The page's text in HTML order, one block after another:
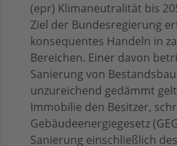
(epr) Klimaneutralität bis
Ziel der Bundesregierung
konsequentes Handeln in
Bereichen. Einer davon
Sanierung von
unzureichend gedämmt
Immobilie den Besitzer,
Gebäudeenergiegesetz
Sanierung einschließlich